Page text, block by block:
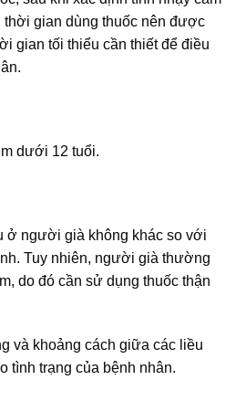
thời gian dùng thuốc nên được
gian tối thiểu cần thiết để điều
dưới 12 tuổi.
ở người già không khác so với
Tuy nhiên, người già thường
do đó cần sử dụng thuốc thận
và khoảng cách giữa các liều
tình trạng của bệnh nhân.